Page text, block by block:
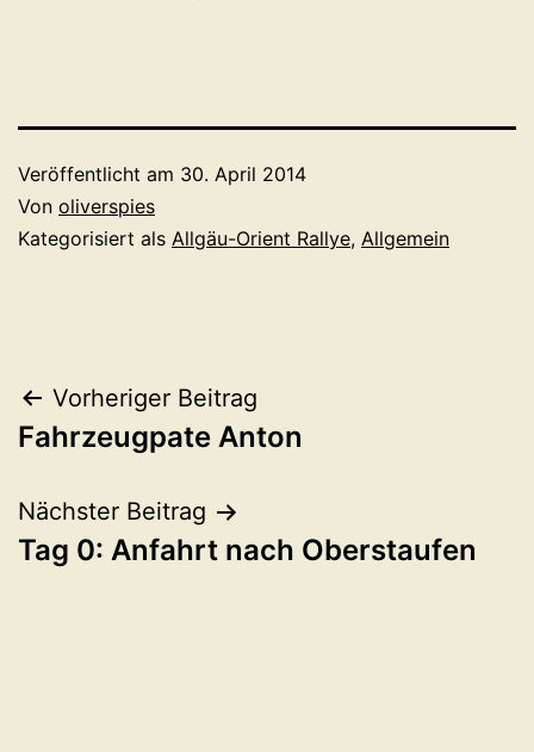
Veröffentlicht am 30. April 2014
Von oliverspies
Kategorisiert als Allgäu-Orient Rallye, Allgemein
Beitragsnavigation
Vorheriger Beitrag
Fahrzeugpate Anton
Nächster Beitrag
Tag 0: Anfahrt nach Oberstaufen